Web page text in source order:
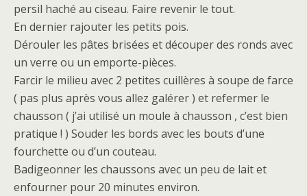
persil haché au ciseau. Faire revenir le tout.
En dernier rajouter les petits pois.
Dérouler les pâtes brisées et découper des ronds avec
un verre ou un emporte-pièces.
Farcir le milieu avec 2 petites cuillères à soupe de farce
( pas plus après vous allez galérer ) et refermer le
chausson ( j’ai utilisé un moule à chausson , c’est bien
pratique ! ) Souder les bords avec les bouts d’une
fourchette ou d’un couteau.
Badigeonner les chaussons avec un peu de lait et
enfourner pour 20 minutes environ.